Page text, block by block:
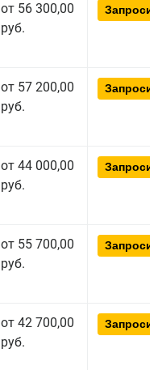
от 56 300,00
руб.
от 57 200,00
руб.
от 44 000,00
руб.
от 55 700,00
руб.
от 42 700,00
руб.